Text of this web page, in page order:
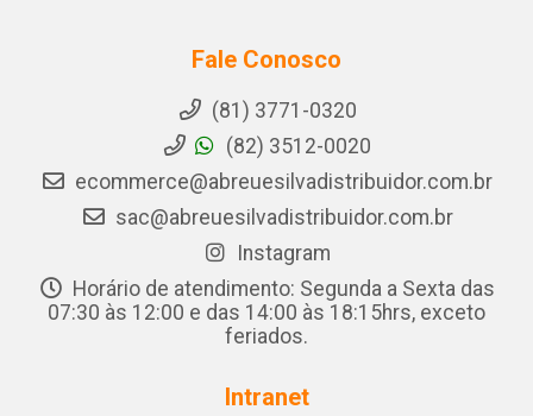
Fale Conosco
(81) 3771-0320
(82) 3512-0020
ecommerce@abreuesilvadistribuidor.com.br
sac@abreuesilvadistribuidor.com.br
Instagram
Horário de atendimento: Segunda a Sexta das
07:30 às 12:00 e das 14:00 às 18:15hrs, exceto
feriados.
Intranet